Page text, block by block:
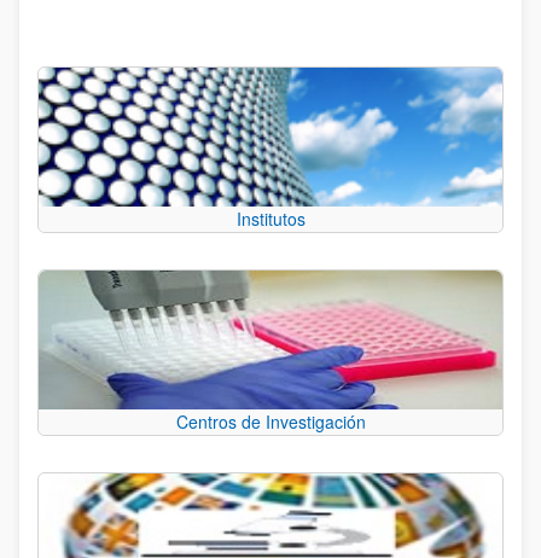
Institutos
Centros de Investigación